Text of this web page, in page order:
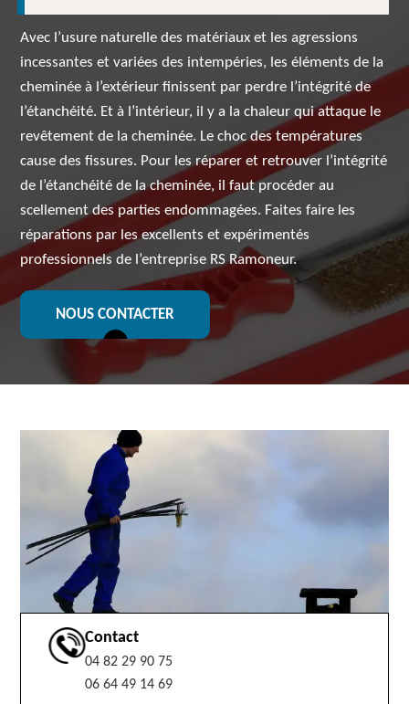
Avec l’usure naturelle des matériaux et les agressions
incessantes et variées des intempéries, les éléments de la
cheminée à l’extérieur finissent par perdre l’intégrité de
l’étanchéité. Et à l’intérieur, il y a la chaleur qui attaque le
revêtement de la cheminée. Le choc des températures
cause des fissures. Pour les réparer et retrouver l’intégrité
de l’étanchéité de la cheminée, il faut procéder au
scellement des parties endommagées. Faites faire les
réparations par les excellents et expérimentés
professionnels de l’entreprise RS Ramoneur.
NOUS CONTACTER
Contact
04 82 29 90 75
06 64 49 14 69